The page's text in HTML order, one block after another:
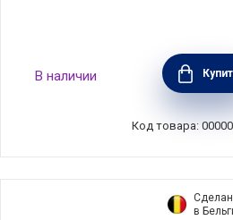
Мусорный бак с
пламенно-красный,
В наличии
Код товара:
в